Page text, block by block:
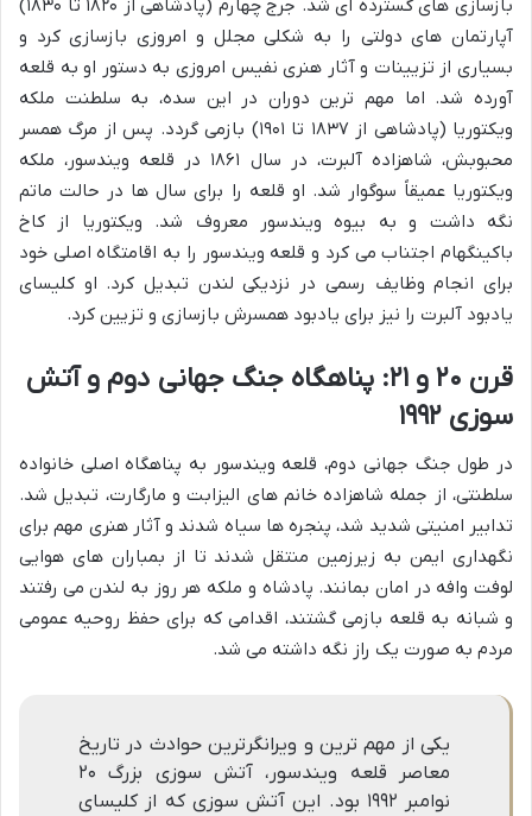
بازسازی های گسترده ای شد. جرج چهارم (پادشاهی از ۱۸۲۰ تا ۱۸۳۰)
آپارتمان های دولتی را به شکلی مجلل و امروزی بازسازی کرد و
بسیاری از تزیینات و آثار هنری نفیس امروزی به دستور او به قلعه
آورده شد. اما مهم ترین دوران در این سده، به سلطنت ملکه
ویکتوریا (پادشاهی از ۱۸۳۷ تا ۱۹۰۱) بازمی گردد. پس از مرگ همسر
محبوبش، شاهزاده آلبرت، در سال ۱۸۶۱ در قلعه ویندسور، ملکه
ویکتوریا عمیقاً سوگوار شد. او قلعه را برای سال ها در حالت ماتم
نگه داشت و به بیوه ویندسور معروف شد. ویکتوریا از کاخ
باکینگهام اجتناب می کرد و قلعه ویندسور را به اقامتگاه اصلی خود
برای انجام وظایف رسمی در نزدیکی لندن تبدیل کرد. او کلیسای
یادبود آلبرت را نیز برای یادبود همسرش بازسازی و تزیین کرد.
قرن ۲۰ و ۲۱: پناهگاه جنگ جهانی دوم و آتش
سوزی ۱۹۹۲
در طول جنگ جهانی دوم، قلعه ویندسور به پناهگاه اصلی خانواده
سلطنتی، از جمله شاهزاده خانم های الیزابت و مارگارت، تبدیل شد.
تدابیر امنیتی شدید شد، پنجره ها سیاه شدند و آثار هنری مهم برای
نگهداری ایمن به زیرزمین منتقل شدند تا از بمباران های هوایی
لوفت وافه در امان بمانند. پادشاه و ملکه هر روز به لندن می رفتند
و شبانه به قلعه بازمی گشتند، اقدامی که برای حفظ روحیه عمومی
مردم به صورت یک راز نگه داشته می شد.
یکی از مهم ترین و ویرانگرترین حوادث در تاریخ
معاصر قلعه ویندسور، آتش سوزی بزرگ ۲۰
نوامبر ۱۹۹۲ بود. این آتش سوزی که از کلیسای